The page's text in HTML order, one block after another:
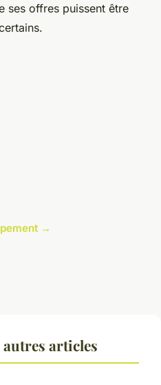
ses offres puissent être
→
articles